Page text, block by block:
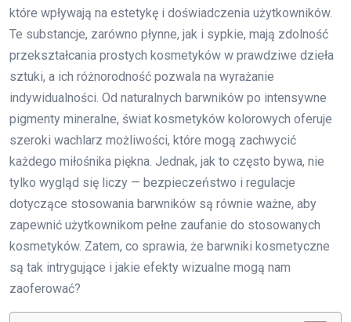
które wpływają na estetykę i doświadczenia użytkowników.
Te substancje, zarówno płynne, jak i sypkie, mają zdolność
przekształcania prostych kosmetyków w prawdziwe dzieła
sztuki, a ich różnorodność pozwala na wyrażanie
indywidualności. Od naturalnych barwników po intensywne
pigmenty mineralne, świat kosmetyków kolorowych oferuje
szeroki wachlarz możliwości, które mogą zachwycić
każdego miłośnika piękna. Jednak, jak to często bywa, nie
tylko wygląd się liczy — bezpieczeństwo i regulacje
dotyczące stosowania barwników są równie ważne, aby
zapewnić użytkownikom pełne zaufanie do stosowanych
kosmetyków. Zatem, co sprawia, że barwniki kosmetyczne
są tak intrygujące i jakie efekty wizualne mogą nam
zaoferować?